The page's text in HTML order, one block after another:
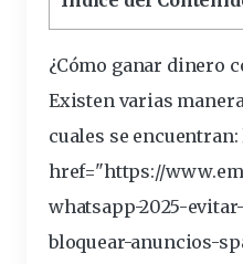
¿Cómo ganar dinero
Existen varias
cuales se encuentran:
href="https://
whatsapp-2025-
bloquear-anuncios-